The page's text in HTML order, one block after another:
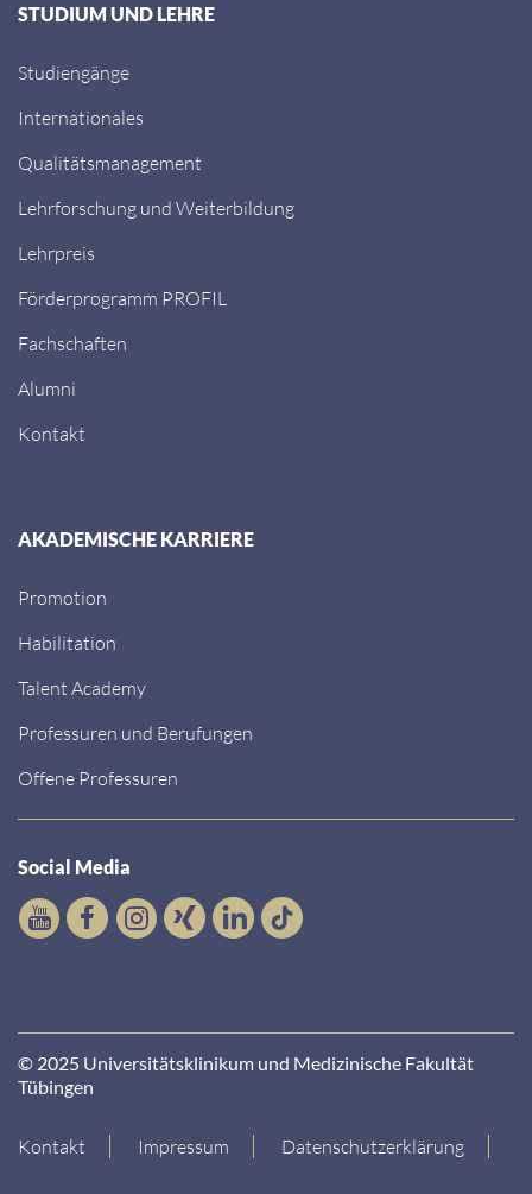
STUDIUM UND LEHRE
Studiengänge
Internationales
Qualitätsmanagement
Lehrforschung und Weiterbildung
Lehrpreis
Förderprogramm PROFIL
Fachschaften
Alumni
Kontakt
AKADEMISCHE KARRIERE
Promotion
Habilitation
Talent Academy
Professuren und Berufungen
Offene Professuren
Social Media
© 2025 Universitätsklinikum und Medizinische Fakultät
Tübingen
Kontakt Impressum Datenschutzerklärung